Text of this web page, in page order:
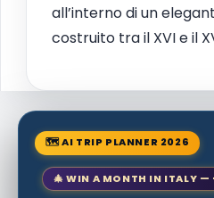
all’interno di un
costruito tra il XVI e il
🗺 AI TRIP PLANNER 2026
🎄 WIN A MONTH IN ITALY